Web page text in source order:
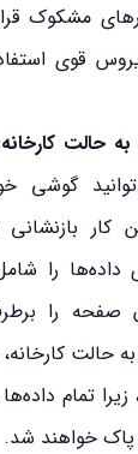
مشکوک
قوی
حالت
گوشی
کار
داده‌ها را
را
حالت
زیرا تمام
پاک خواهند شد.